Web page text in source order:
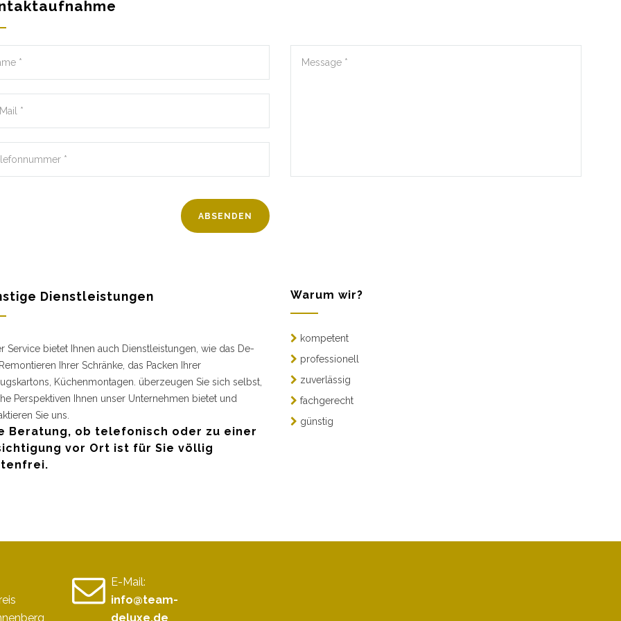
Dienstleistungen
Service bietet Ihnen auch Dienstleistungen, wie das De-
Ihrer Schränke, das Packen Ihrer
Küchenmontagen. überzeugen Sie sich selbst,
Perspektiven Ihnen unser Unternehmen bietet und
Sie uns.
Beratung, ob telefonisch oder zu einer
vor Ort ist für Sie völlig
Warum wir?
kompetent
professionell
zuverlässig
fachgerecht
günstig
E-Mail:
info@team-
deluxe.de